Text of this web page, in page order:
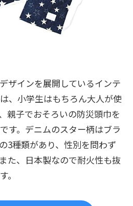
ザインを展開しているインテ
、小学生はもちろん大人が使
親子でおそろいの防災頭巾を
す。デニムのスター柄はブラ
3種類があり、性別を問わず
た、日本製なので耐火性も抜
。